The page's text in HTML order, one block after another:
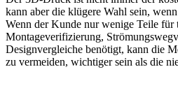
kann aber die klügere Wahl sein,
Wenn der Kunde nur wenige Teile für
Montageverifizierung,
Designvergleiche benötigt, kann die
zu vermeiden, wichtiger sein als die